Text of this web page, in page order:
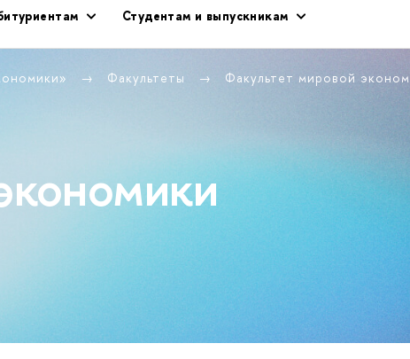
Студентам и выпускникам
Факультеты
Факультет мировой